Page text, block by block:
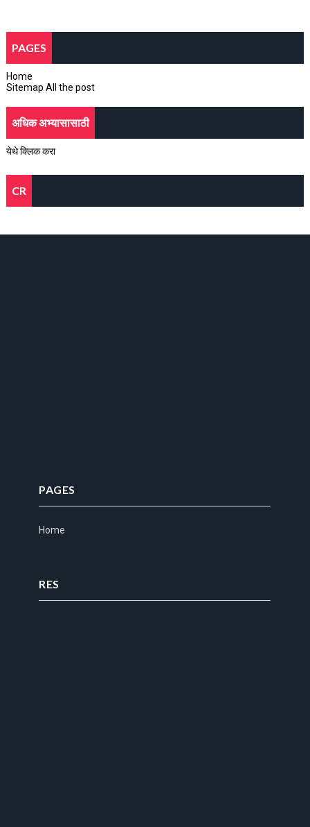
PAGES
Home
Sitemap All the post
अधिक अभ्यासासाठी
येथे क्लिक करा
CR
PAGES
Home
RES